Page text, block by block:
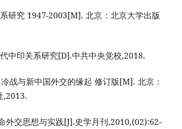
研究 1947-2003[M]. 北京：北京大学出版
中印关系研究[D].中共中央党校,2018.
战与新中国外交的缘起 修订版[M]. 北京：
,2013.
外交思想与实践[J].史学月刊,2010,(02):62-